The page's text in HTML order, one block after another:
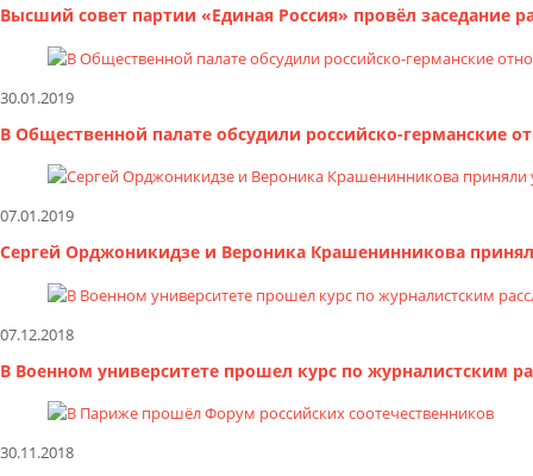
Высший совет партии «Единая Россия» провёл заседание
30.01.2019
В Общественной палате обсудили российско-германские
07.01.2019
Сергей Орджоникидзе и Вероника Крашенинникова
07.12.2018
В Военном университете прошел курс по журналистским
30.11.2018